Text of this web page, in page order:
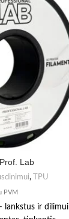
Lab
,
TPU
PVM
lankstus ir dilimui